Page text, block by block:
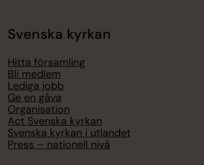
Svenska kyrkan
Hitta församling
Bli medlem
Lediga jobb
Ge en gåva
Organisation
Act Svenska kyrkan
Svenska kyrkan i utlandet
Press – nationell nivå